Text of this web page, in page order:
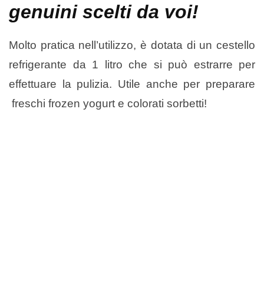
genuini scelti da voi!
Molto pratica nell’utilizzo, è dotata di un cestello
refrigerante da 1 litro che si può estrarre per
effettuare la pulizia. Utile anche per preparare
freschi frozen yogurt e colorati sorbetti!